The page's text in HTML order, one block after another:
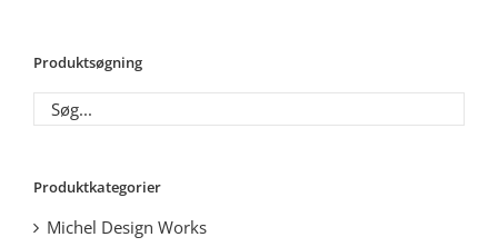
Produktsøgning
Produktkategorier
Michel Design Works